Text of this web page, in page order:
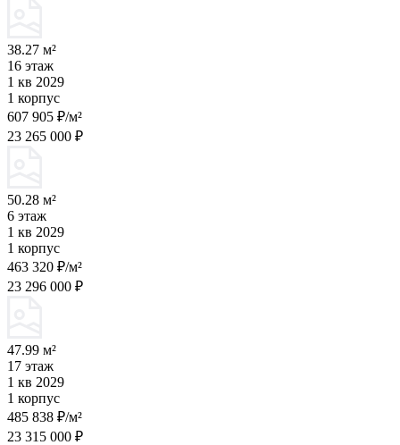
38.27 м²
16 этаж
1 кв 2029
1 корпус
607 905 ₽/м²
23 265 000 ₽
50.28 м²
6 этаж
1 кв 2029
1 корпус
463 320 ₽/м²
23 296 000 ₽
47.99 м²
17 этаж
1 кв 2029
1 корпус
485 838 ₽/м²
23 315 000 ₽